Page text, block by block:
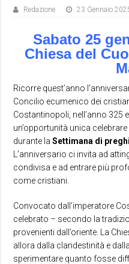
Redazione 23 Gennaio
Sabato 25
Chiesa del
Ricorre quest’anno
Concilio ecumenico dei
Costantinopoli, nell’anno
un’opportunità unica
durante la Settimana di
L’anniversario ci invita ad
condivisa e ad entrare più
come cristiani.
Convocato dall’imperatore
celebrato – secondo la
provenienti dall’oriente. La
allora dalla clandestinità e
sperimentare quanto fosse